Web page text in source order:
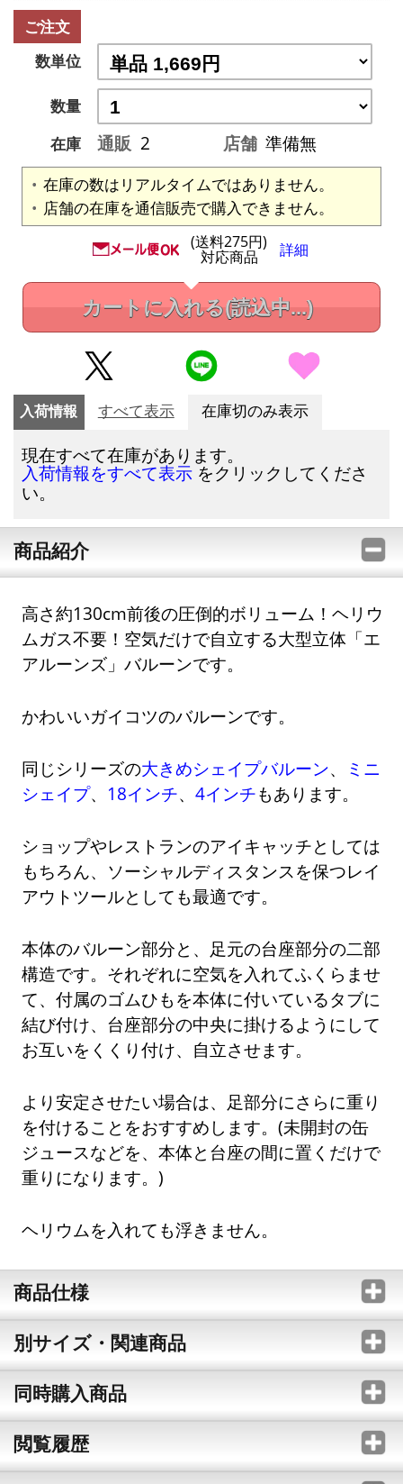
ご注文
数単位
数量
在庫
通販 2 店舗 準備無
在庫の数はリアルタイムではありません。
店舗の在庫を通信販売で購入できません。
(送料275円)
対応商品 詳細
カートに入れる(読込中...)
入荷情報 すべて表示 在庫切のみ表示
現在すべて在庫があります。
入荷情報をすべて表示 をクリックしてくださ
い。
商品紹介
高さ約130cm前後の圧倒的ボリューム！ヘリウ
ムガス不要！空気だけで自立する大型立体「エ
アルーンズ」バルーンです。
かわいいガイコツのバルーンです。
同じシリーズの大きめシェイプバルーン、
ミニ
シェイプ、 18インチ、4インチもあります。
ショップやレストランのアイキャッチとしては
もちろん、ソーシャルディスタンスを保つレイ
アウトツールとしても最適です。
本体のバルーン部分と、足元の台座部分の二部
構造です。それぞれに空気を入れてふくらませ
て、付属のゴムひもを本体に付いているタブに
結び付け、台座部分の中央に掛けるようにして
お互いをくくり付け、自立させます。
より安定させたい場合は、足部分にさらに重り
を付けることをおすすめします。(未開封の缶
ジュースなどを、本体と台座の間に置くだけで
重りになります。)
ヘリウムを入れても浮きません。
商品仕様
別サイズ・関連商品
同時購入商品
閲覧履歴